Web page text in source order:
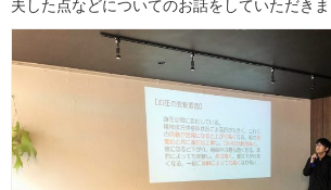
夫した点などについてのお話をしていただきま